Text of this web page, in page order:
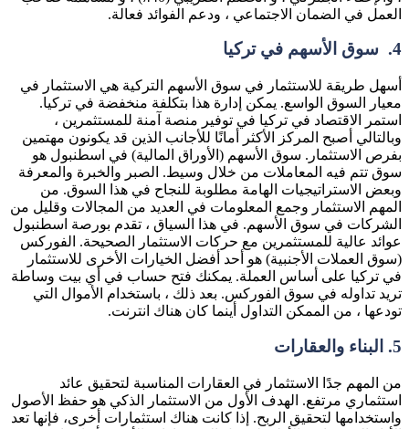
العمل في الضمان الاجتماعي ، ودعم الفوائد فعالة.
4. سوق الأسهم في تركيا
أسهل طريقة للاستثمار في سوق الأسهم التركية هي الاستثمار في
معيار السوق الواسع. يمكن إدارة هذا بتكلفة منخفضة في تركيا.
استمر الاقتصاد في تركيا في توفير منصة آمنة للمستثمرين ،
وبالتالي أصبح المركز الأكثر أمانًا للأجانب الذين قد يكونون مهتمين
بفرص الاستثمار. سوق الأسهم (الأوراق المالية) في اسطنبول هو
سوق تتم فيه المعاملات من خلال وسيط. الصبر والخبرة والمعرفة
وبعض الاستراتيجيات الهامة مطلوبة للنجاح في هذا السوق. من
المهم الاستثمار وجمع المعلومات في العديد من المجالات وقليل من
الشركات في سوق الأسهم. في هذا السياق ، تقدم بورصة اسطنبول
عوائد عالية للمستثمرين مع حركات الاستثمار الصحيحة. الفوركس
(سوق العملات الأجنبية) هو أحد أفضل الخيارات الأخرى للاستثمار
في تركيا على أساس العملة. يمكنك فتح حساب في أي بيت وساطة
تريد تداوله في سوق الفوركس. بعد ذلك ، باستخدام الأموال التي
تودعها ، من الممكن التداول أينما كان هناك انترنت.
5. البناء والعقارات
من المهم جدًا الاستثمار في العقارات المناسبة لتحقيق عائد
استثماري مرتفع. الهدف الأول من الاستثمار الذكي هو حفظ الأصول
واستخدامها لتحقيق الربح. إذا كانت هناك استثمارات أخرى، فإنها تعد